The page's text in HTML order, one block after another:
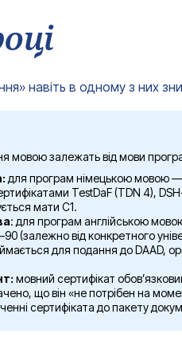
до Німеччини.
покривають лише стипендію
«середні» цифри з Інтернету.
навіть в одному з них
мовою залежать від мови
для програм німецькою мовою
TestDaF (TDN 4),
мати C1.
: для програм англійською
(залежно від конкретного
для подання до DAAD,
мовний сертифікат
що він «не потрібен на
сертифіката до пакету